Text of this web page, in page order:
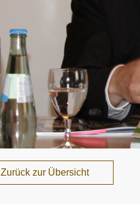
Zurück zur Übersicht